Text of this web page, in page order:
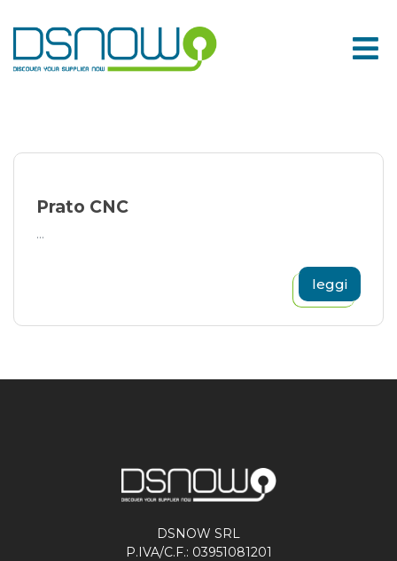
to
content
Prato CNC
...
leggi
DSNOW SRL
P.IVA/C.F.: 03951081201